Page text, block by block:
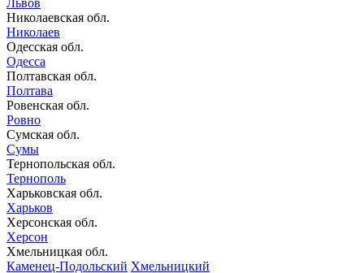
Николаевская обл.
Николаев
Одесская обл.
Одесса
Полтавская обл.
Полтава
Ровенская обл.
Ровно
Сумская обл.
Сумы
Тернопольская обл.
Тернополь
Харьковская обл.
Харьков
Херсонская обл.
Херсон
Хмельницкая обл.
Каменец-Подольский Хмельницкий